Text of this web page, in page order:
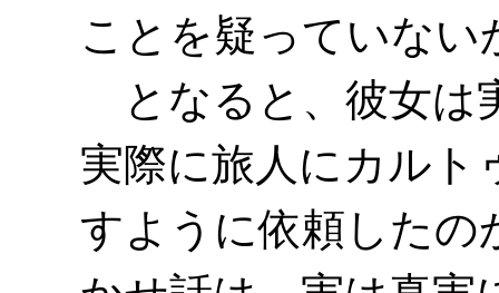
ことを疑っていない
となると、彼女は
実際に旅人にカルト
すように依頼したの